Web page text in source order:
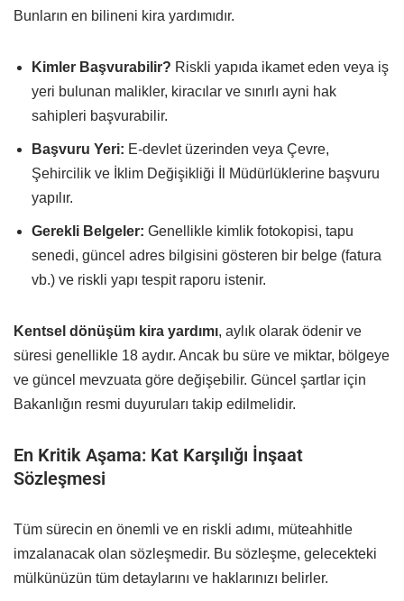
Bunların en bilineni kira yardımıdır.
Kimler Başvurabilir? Riskli yapıda ikamet eden veya iş
yeri bulunan malikler, kiracılar ve sınırlı ayni hak
sahipleri başvurabilir.
Başvuru Yeri: E-devlet üzerinden veya Çevre,
Şehircilik ve İklim Değişikliği İl Müdürlüklerine başvuru
yapılır.
Gerekli Belgeler: Genellikle kimlik fotokopisi, tapu
senedi, güncel adres bilgisini gösteren bir belge (fatura
vb.) ve riskli yapı tespit raporu istenir.
Kentsel dönüşüm kira yardımı, aylık olarak ödenir ve
süresi genellikle 18 aydır. Ancak bu süre ve miktar, bölgeye
ve güncel mevzuata göre değişebilir. Güncel şartlar için
Bakanlığın resmi duyuruları takip edilmelidir.
En Kritik Aşama: Kat Karşılığı İnşaat
Sözleşmesi
Tüm sürecin en önemli ve en riskli adımı, müteahhitle
imzalanacak olan sözleşmedir. Bu sözleşme, gelecekteki
mülkünüzün tüm detaylarını ve haklarınızı belirler.